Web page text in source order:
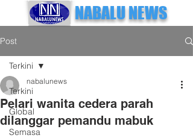
NABALU NEWS
Post
Terkini
Global
Semasa
Terkini
Pelari wanita cedera parah
dilanggar pemandu mabuk
nabalunews